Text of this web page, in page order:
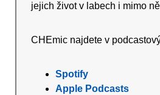
jejich život v labech i mimo
CHEmic najdete v
Spotify
Apple Podcasts